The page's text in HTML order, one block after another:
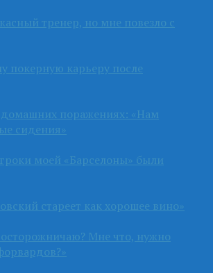
тренер, но мне повезло с
покерную карьеру после
поражениях: «Нам
сидения»
моей «Барселоны» были
стареет как хорошее вино»
Мне что, нужно